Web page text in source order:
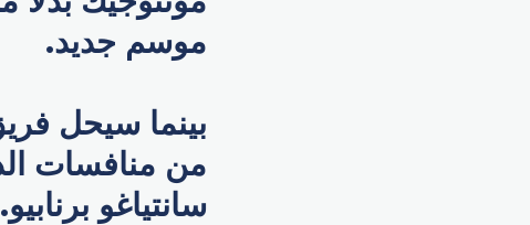
موسم جديد.
سانتياغو برنابيو.